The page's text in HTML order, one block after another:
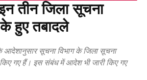
तीन जिला सूचना
के हुए तबादले
आदेशानुसार सूचना विभाग के जिला सूचना
गए हैं। इस संबंध में आदेश भी जारी किए गए